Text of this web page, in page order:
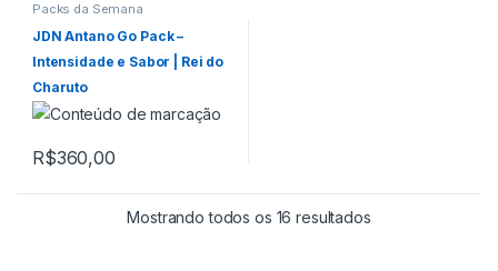
Packs da Semana
JDN Antano Go Pack –
Intensidade e Sabor | Rei do
Charuto
R$360,00
Mostrando todos os 16 resultadosClassificado por